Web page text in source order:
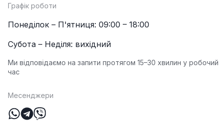
Графік роботи
Понеділок – П'ятниця: 09:00 – 18:00
Субота – Неділя: вихідний
Ми відповідаємо на запити протягом 15–30 хвилин у робочий
час
Месенджери